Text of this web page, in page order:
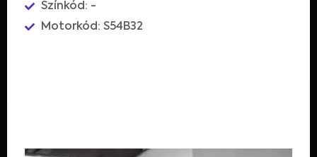
Színkód: -
Motorkód: S54B32